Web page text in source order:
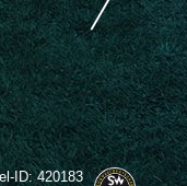
ID:420183